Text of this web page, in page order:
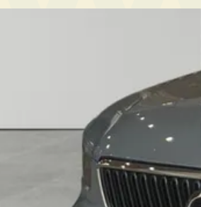
· 92.782 km · Benzine · Automaat